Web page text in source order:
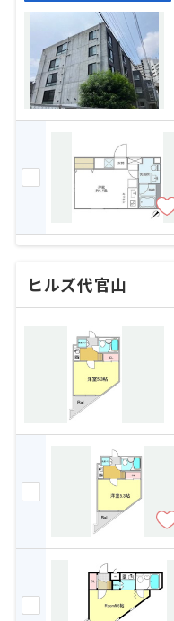
ヒルズ代官山